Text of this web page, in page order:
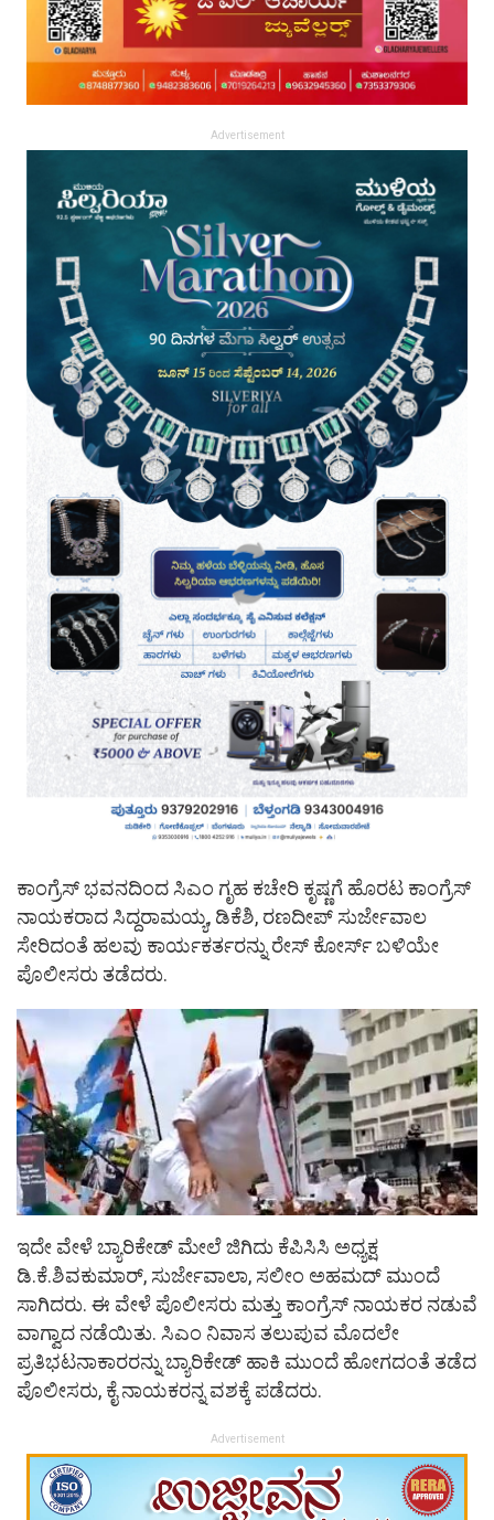
Advertisement
ಕಾಂಗ್ರೆಸ್ ಭವನದಿಂದ ಸಿಎಂ ಗೃಹ ಕಚೇರಿ ಕೃಷ್ಣಗೆ ಹೊರಟ ಕಾಂಗ್ರೆಸ್
ನಾಯಕರಾದ ಸಿದ್ದರಾಮಯ್ಯ, ಡಿಕೆಶಿ, ರಣದೀಪ್‌ ಸುರ್ಜೇವಾಲ
ಸೇರಿದಂತೆ ಹಲವು ಕಾರ್ಯಕರ್ತರನ್ನು ರೇಸ್ ಕೋರ್ಸ್ ಬಳಿಯೇ
ಪೊಲೀಸರು ತಡೆದರು.
ಇದೇ ವೇಳೆ ಬ್ಯಾರಿಕೇಡ್ ಮೇಲೆ ಜಿಗಿದು ಕೆಪಿಸಿಸಿ ಅಧ್ಯಕ್ಷ
ಡಿ.ಕೆ.ಶಿವಕುಮಾರ್, ಸುರ್ಜೇವಾಲಾ, ಸಲೀಂ ಅಹಮದ್ ಮುಂದೆ
ಸಾಗಿದರು. ಈ ವೇಳೆ ಪೊಲೀಸರು ಮತ್ತು ಕಾಂಗ್ರೆಸ್​ ನಾಯಕರ ನಡುವೆ
ವಾಗ್ವಾದ ನಡೆಯಿತು. ಸಿಎಂ ನಿವಾಸ ತಲುಪುವ ಮೊದಲೇ
ಪ್ರತಿಭಟನಾಕಾರರನ್ನು ಬ್ಯಾರಿಕೇಡ್ ಹಾಕಿ ಮುಂದೆ ಹೋಗದಂತೆ ತಡೆದ
ಪೊಲೀಸರು, ಕೈ ನಾಯಕರನ್ನ ವಶಕ್ಕೆ ಪಡೆದರು.
Advertisement